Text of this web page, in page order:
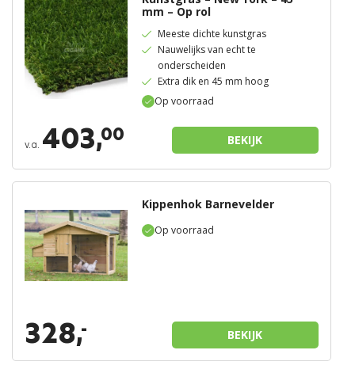
Op voorraad
mm – Op rol
Meeste dichte kunstgras
Nauwelijks van echt te
onderscheiden
Extra dik en 45 mm hoog
v.a. 403,00 BEKIJK
Op voorraad
Kippenhok Barnevelder
328,- BEKIJK